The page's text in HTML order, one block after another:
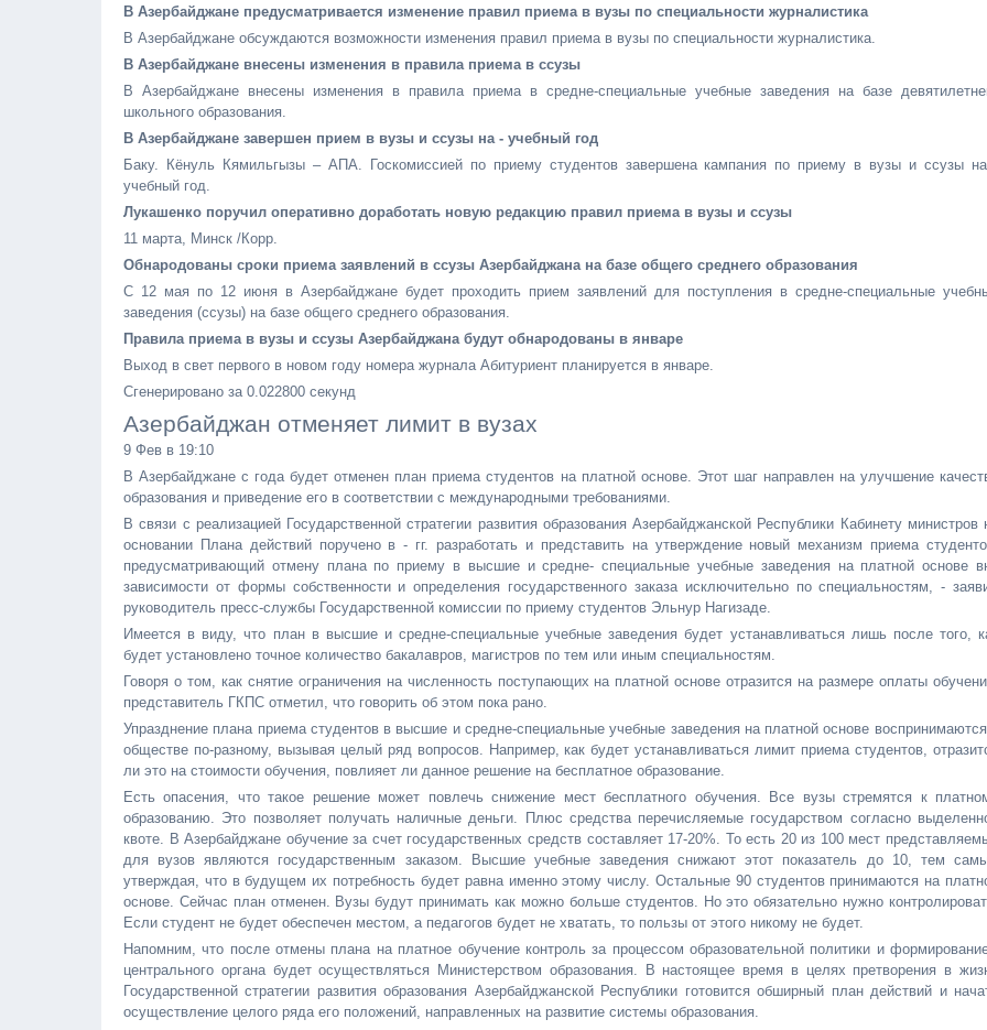
В Азербайджане предусматривается изменение правил приема в вузы по специальности журналистика
В Азербайджане обсуждаются возможности изменения правил приема в вузы по специальности журналистика.
В Азербайджане внесены изменения в правила приема в ссузы
В Азербайджане внесены изменения в правила приема в средне-специальные учебные заведения на базе
школьного образования.
В Азербайджане завершен прием в вузы и ссузы на - учебный год
Баку. Кёнуль Кямильгызы – АПА. Госкомиссией по приему студентов завершена кампания по приему в вузы и ссузы
учебный год.
Лукашенко поручил оперативно доработать новую редакцию правил приема в вузы и ссузы
11 марта, Минск /Корр.
Обнародованы сроки приема заявлений в ссузы Азербайджана на базе общего среднего образования
С 12 мая по 12 июня в Азербайджане будет проходить прием заявлений для поступления в средне-специальные
заведения (ссузы) на базе общего среднего образования.
Правила приема в вузы и ссузы Азербайджана будут обнародованы в январе
Выход в свет первого в новом году номера журнала Абитуриент планируется в январе.
Cгенерировано за 0.022800 секунд
Азербайджан отменяет лимит в вузах
9 Фев в 19:10
В Азербайджане с года будет отменен план приема студентов на платной основе. Этот шаг направлен на улучшение
образования и приведение его в соответствии с международными требованиями.
В связи с реализацией Государственной стратегии развития образования Азербайджанской Республики Кабинету министров
основании Плана действий поручено в - гг. разработать и представить на утверждение новый механизм приема
предусматривающий отмену плана по приему в высшие и средне- специальные учебные заведения на платной основе
зависимости от формы собственности и определения государственного заказа исключительно по специальностям, -
руководитель пресс-службы Государственной комиссии по приему студентов Эльнур Нагизаде.
Имеется в виду, что план в высшие и средне-специальные учебные заведения будет устанавливаться лишь после того,
будет установлено точное количество бакалавров, магистров по тем или иным специальностям.
Говоря о том, как снятие ограничения на численность поступающих на платной основе отразится на размере оплаты
представитель ГКПС отметил, что говорить об этом пока рано.
Упразднение плана приема студентов в высшие и средне-специальные учебные заведения на платной основе
обществе по-разному, вызывая целый ряд вопросов. Например, как будет устанавливаться лимит приема студентов,
ли это на стоимости обучения, повлияет ли данное решение на бесплатное образование.
Есть опасения, что такое решение может повлечь снижение мест бесплатного обучения. Все вузы стремятся к
образованию. Это позволяет получать наличные деньги. Плюс средства перечисляемые государством согласно
квоте. В Азербайджане обучение за счет государственных средств составляет 17-20%. То есть 20 из 100 мест
для вузов являются государственным заказом. Высшие учебные заведения снижают этот показатель до 10, тем
утверждая, что в будущем их потребность будет равна именно этому числу. Остальные 90 студентов принимаются на
основе. Сейчас план отменен. Вузы будут принимать как можно больше студентов. Но это обязательно нужно
Если студент не будет обеспечен местом, а педагогов будет не хватать, то пользы от этого никому не будет.
Напомним, что после отмены плана на платное обучение контроль за процессом образовательной политики и
центрального органа будет осуществляться Министерством образования. В настоящее время в целях претворения в
Государственной стратегии развития образования Азербайджанской Республики готовится обширный план действий и
осуществление целого ряда его положений, направленных на развитие системы образования.